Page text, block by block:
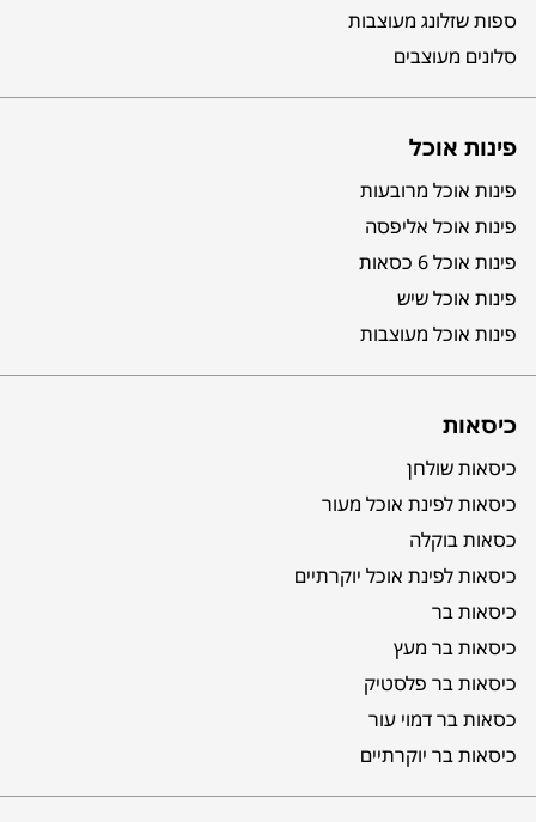
ספות שזלונג מעוצבות
סלונים מעוצבים
פינות אוכל
פינות אוכל מרובעות
פינות אוכל אליפסה
פינות אוכל 6 כסאות
פינות אוכל שיש
פינות אוכל מעוצבות
כיסאות
כיסאות שולחן
כיסאות לפינת אוכל מעור
כסאות בוקלה
כיסאות לפינת אוכל יוקרתיים
כיסאות בר
כיסאות בר מעץ
כיסאות בר פלסטיק
כסאות בר דמוי עור
כיסאות בר יוקרתיים